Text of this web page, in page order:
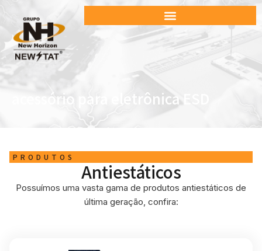
acessório para eletrônica ESD
PRODUTOS
Antiestáticos
Possuímos uma vasta gama de produtos antiestáticos de
última geração, confira: